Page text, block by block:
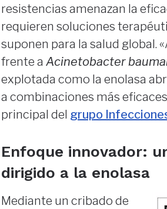
resistencias amenazan la
requieren soluciones
suponen para la salud global.
frente a Acinetobacter
explotada como la enolasa
a combinaciones más
principal del grupo
Enfoque innovador:
dirigido a la enolasa
Mediante un cribado de